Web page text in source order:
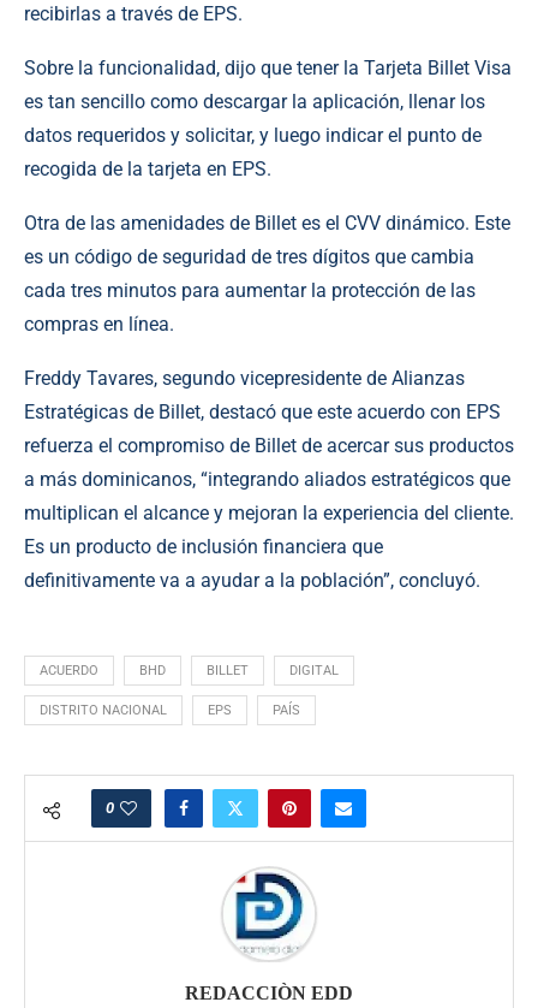
recibirlas a través de EPS.
Sobre la funcionalidad, dijo que tener la Tarjeta Billet Visa
es tan sencillo como descargar la aplicación, llenar los
datos requeridos y solicitar, y luego indicar el punto de
recogida de la tarjeta en EPS.
Otra de las amenidades de Billet es el CVV dinámico. Este
es un código de seguridad de tres dígitos que cambia
cada tres minutos para aumentar la protección de las
compras en línea.
Freddy Tavares, segundo vicepresidente de Alianzas
Estratégicas de Billet, destacó que este acuerdo con EPS
refuerza el compromiso de Billet de acercar sus productos
a más dominicanos, “integrando aliados estratégicos que
multiplican el alcance y mejoran la experiencia del cliente.
Es un producto de inclusión financiera que
definitivamente va a ayudar a la población”, concluyó.
ACUERDO BHD BILLET DIGITAL
DISTRITO NACIONAL EPS PAÍS
0
REDACCIÒN EDD